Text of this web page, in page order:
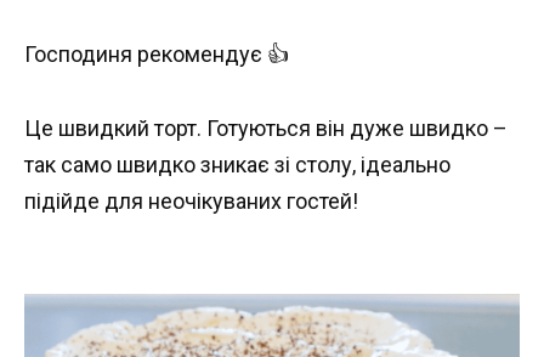
Господиня рекомендує 👍
Це швидкий торт. Готуються він дуже швидко –
так само швидко зникає зі столу, ідеально
підійде для неочікуваних гостей!